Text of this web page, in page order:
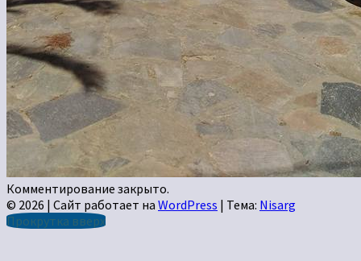
Комментирование закрыто.
© 2026 | Сайт работает на WordPress | Тема: Nisarg
Прокрутка вверх